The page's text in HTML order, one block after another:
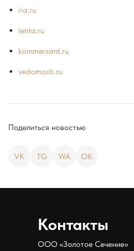
ria.ru
lenta.ru
kommersant.ru
vedomosti.ru
Поделиться новостью
VK TG WA OK
Контакты
ООО «Золотое Сечение»